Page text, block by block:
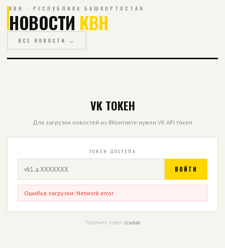
КВН · РЕСПУБЛИКА БАШКОРТОСТАН
НОВОСТИ КВН
ВСЕ НОВОСТИ →
VK ТОКЕН
Для загрузки новостей из ВКонтакте нужен VK API токен
ТОКЕН ДОСТУПА
ВОЙТИ
Ошибка загрузки: Network error
Получить токен: ссылка